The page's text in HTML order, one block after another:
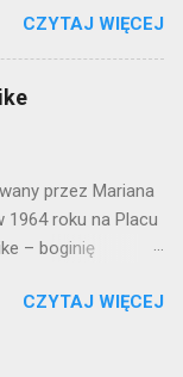
przez
Ten
szwanku z II
Śródmieście
CZYTAJ WIĘCEJ
przez Mariana
1964 roku na Placu
– boginię
rzeźbiarzowi
CZYTAJ WIĘCEJ